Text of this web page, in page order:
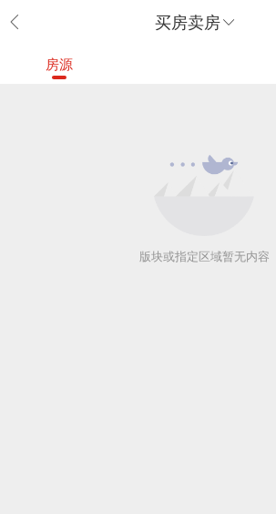
买房卖房
房源
版块或指定区域暂无内容